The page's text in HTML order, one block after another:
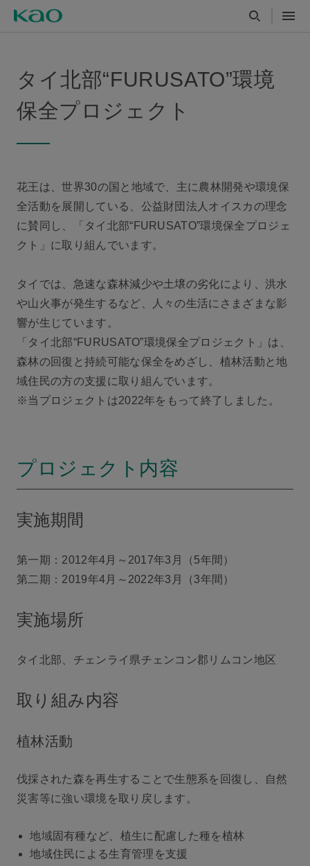
タイ北部“FURUSATO”環境
保全プロジェクト
花王は、世界30の国と地域で、主に農林開発や環境保
全活動を展開している、公益財団法人オイスカの理念
に賛同し、「タイ北部“FURUSATO”環境保全プロジェ
クト」に取り組んでいます。
タイでは、急速な森林減少や土壌の劣化により、洪水
や山火事が発生するなど、人々の生活にさまざまな影
響が生じています。
「タイ北部“FURUSATO”環境保全プロジェクト」は、
森林の回復と持続可能な保全をめざし、植林活動と地
域住民の方の支援に取り組んでいます。
※当プロジェクトは2022年をもって終了しました。
プロジェクト内容
実施期間
第一期：2012年4月～2017年3月（5年間）
第二期：2019年4月～2022年3月（3年間）
実施場所
タイ北部、チェンライ県チェンコン郡リムコン地区
取り組み内容
植林活動
伐採された森を再生することで生態系を回復し、自然
災害等に強い環境を取り戻します。
地域固有種など、植生に配慮した種を植林
地域住民による生育管理を支援